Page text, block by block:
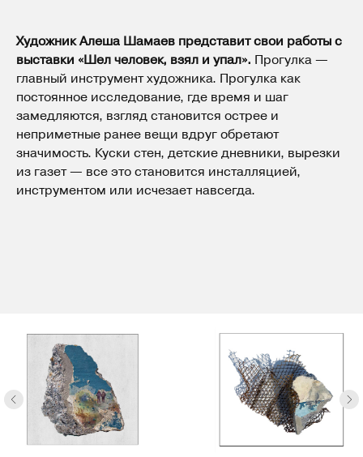
Художник Алеша Шамаев представит свои работы с
выставки «Шел человек, взял и упал». Прогулка —
главный инструмент художника. Прогулка как
постоянное исследование, где время и шаг
замедляются, взгляд становится острее и
неприметные ранее вещи вдруг обретают
значимость. Куски стен, детские дневники, вырезки
из газет — все это становится инсталляцией,
инструментом или исчезает навсегда.